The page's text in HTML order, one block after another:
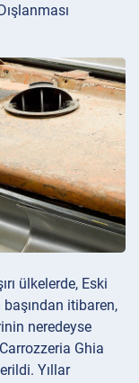
ülkelerde, Eski
itibaren,
neredeyse
Ghia
Yıllar